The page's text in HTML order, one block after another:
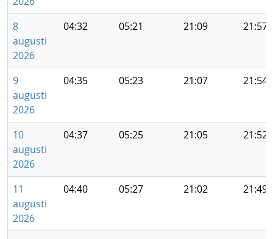
8
augusti
2026
04:32 05:21 21:09 21:57
9
augusti
2026
04:35 05:23 21:07 21:54
10
augusti
2026
04:37 05:25 21:05 21:52
11
augusti
2026
04:40 05:27 21:02 21:49